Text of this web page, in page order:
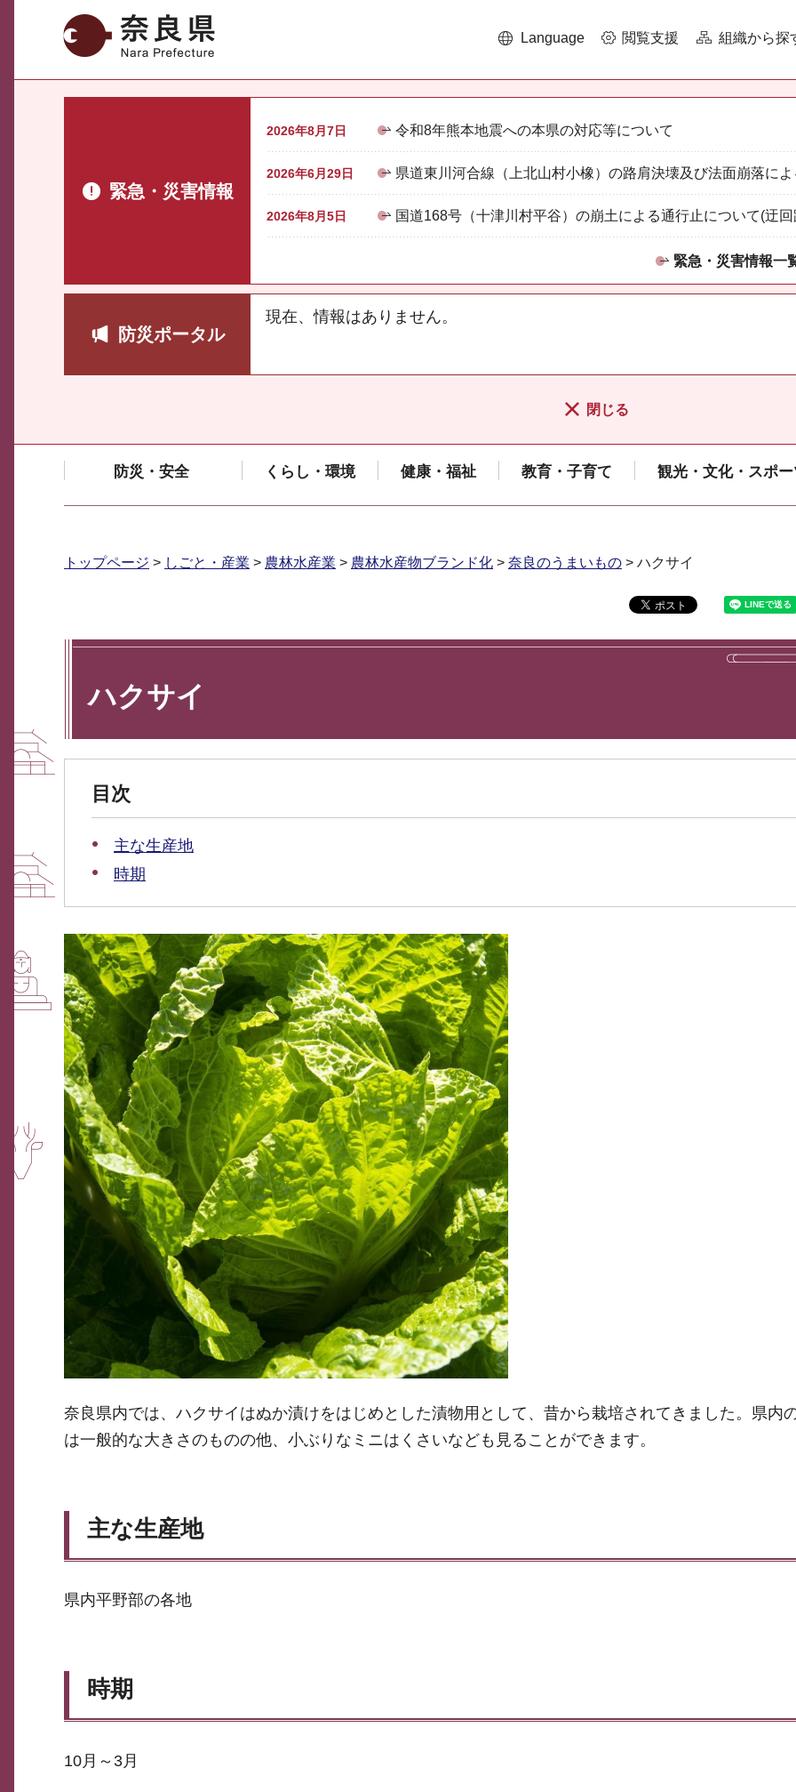
奈良県 Language 閲覧支援 組織から探
緊急・災害情報
2026年8月7日 令和8年熊本地震への本県の対応等について
2026年6月29日 県道東川河合線（上北山村小橡）の路肩決壊及び法面崩落に
2026年8月5日 国道168号（十津川村平谷）の崩土による通行止について(迂
緊急・災害情報一
防災ポータル
現在、情報はありません。
閉じる
防災・安全 くらし・環境 健康・福祉 教育・子育て 観光・文化・スポー
トップページ > しごと・産業 > 農林水産業 > 農林水産物ブランド化 > 奈良のうまいもの > ハクサイ
ハクサイ
目次
主な生産地
時期
奈良県内では、ハクサイはぬか漬けをはじめとした漬物用として、昔から栽培されてきました。県内
は一般的な大きさのものの他、小ぶりなミニはくさいなども見ることができます。
主な生産地
県内平野部の各地
時期
10月～3月